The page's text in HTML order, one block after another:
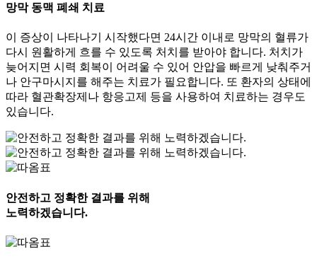
망막 동맥 폐쇄 치료
이 증상이 나타나기 시작했다면 24시간 이내로 망막의 혈류가
다시 원활하게 흐를 수 있도록 처치를 받아야 합니다. 처치가
늦어지면 시력 회복이 어려울 수 있어 안압을 빠르게 낮춰주거
나 안구마시지를 해주는 치료가 필요합니다. 또 환자의 상태에
따라 혈관확장제나 항응고제 등을 사용하여 치료하는 경우도
있습니다.
안전하고 정확한 결과를 위해
노력하겠습니다.